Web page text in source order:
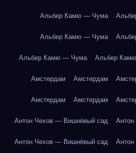
Альбер Камю — Чума
Альбер Камю — Чума
Альбер Камю — Чума Альбер
Амстердам Амстердам
Амстердам Амстердам
Антон Чехов — Вишнёвый сад
Антон Чехов — Вишнёвый сад